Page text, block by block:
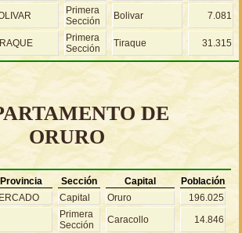
Primera
Sección
Bolivar 7.081
Primera
Sección
Tiraque 31.315
DE
ORURO
Provincia Sección Capital
Población
Capital Oruro
196.025
Primera
Sección
Caracollo 14.846